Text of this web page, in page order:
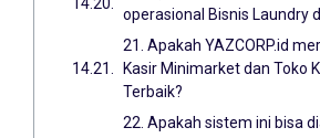
operasional Bisnis Laundry
21. Apakah YAZCORP.id
Kasir Minimarket dan Toko
Terbaik?
22. Apakah sistem ini bisa